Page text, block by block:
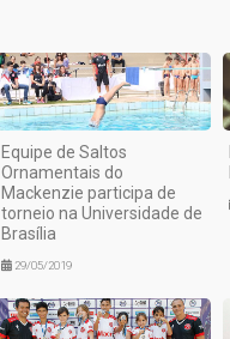
Equipe de Saltos
Ornamentais do
Mackenzie participa de
torneio na Universidade de
Brasília
29/05/2019